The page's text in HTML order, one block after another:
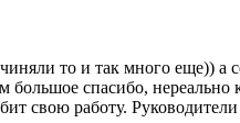
то и так много еще)) а
большое спасибо, нереально
свою работу.